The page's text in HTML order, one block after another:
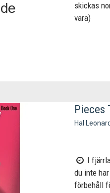
skickas
vara)
Pieces
Hal Leonard
I
du inte
förbehåll